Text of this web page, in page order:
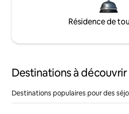
Résidence de
Destinations à découvrir
Destinations populaires pour des